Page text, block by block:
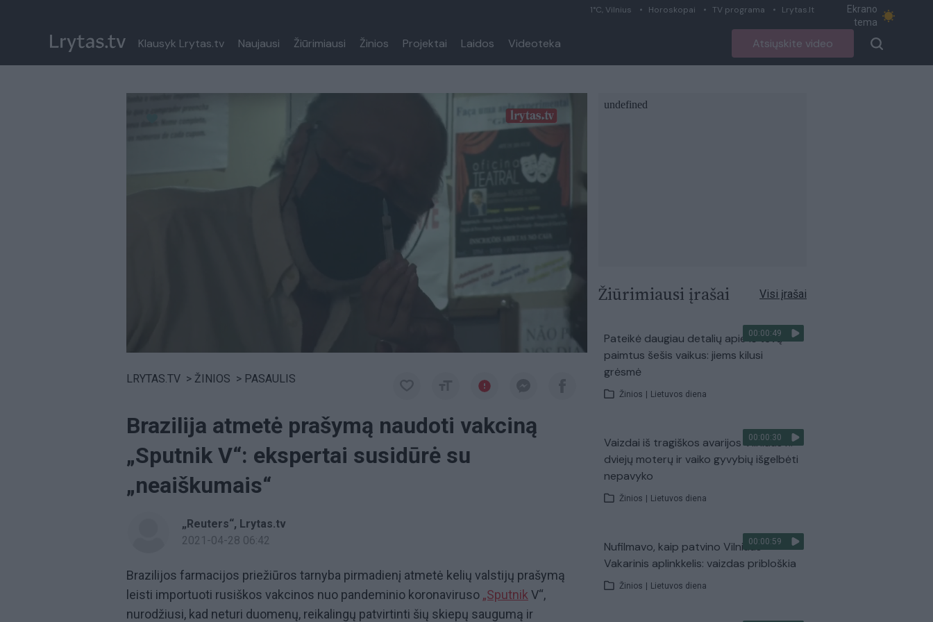
1°C, Vilnius Horoskopai TV programa Lrytas.lt
Ekrano
tema
Klausyk Lrytas.tv Naujausi Žiūrimiausi Žinios Projektai Laidos Videoteka Atsiųskite video
LRYTAS.TV > ŽINIOS > PASAULIS
Brazilija atmetė prašymą naudoti vakciną
„Sputnik V“: ekspertai susidūrė su
„neaiškumais“
„Reuters“, Lrytas.tv
2021-04-28 06:42
Brazilijos farmacijos priežiūros tarnyba pirmadienį atmetė kelių valstijų prašymą
leisti importuoti rusiškos vakcinos nuo pandeminio koronaviruso „Sputnik V“,
nurodžiusi, kad neturi duomenų, reikalingų patvirtinti šių skiepų saugumą ir
Žiūrimiausi įrašai Visi įrašai
00:00:49
Pateikė daugiau detalių apie iš tėvų
paimtus šešis vaikus: jiems kilusi
grėsmė
Žinios Lietuvos diena
00:00:30
Vaizdai iš tragiškos avarijos Vilniaus r.:
dviejų moterų ir vaiko gyvybių išgelbėti
nepavyko
Žinios Lietuvos diena
00:00:59
Nufilmavo, kaip patvino Vilniaus
Vakarinis aplinkkelis: vaizdas pribloškia
Žinios Lietuvos diena